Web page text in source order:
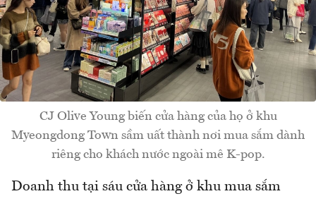
CJ Olive Young biến cửa hàng của họ ở khu
Myeongdong Town sầm uất thành nơi mua sắm dành
riêng cho khách nước ngoài mê K-pop.
Doanh thu tại sáu cửa hàng ở khu mua sắm